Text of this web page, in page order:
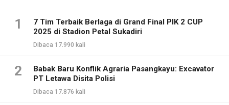
1
7 Tim Terbaik Berlaga di Grand Final PIK 2 CUP
2025 di Stadion Petal Sukadiri
Dibaca 17.990 kali
2
Babak Baru Konflik Agraria Pasangkayu: Excavator
PT Letawa Disita Polisi
Dibaca 17.876 kali